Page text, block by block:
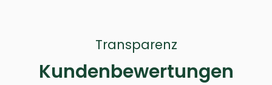
Transparenz
Kundenbewertungen